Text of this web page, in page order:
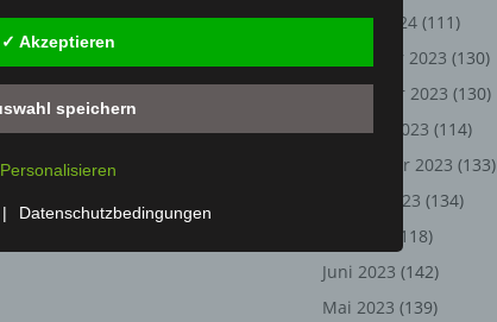
Januar 2024 (111)
Dezember 2023 (130)
November 2023 (130)
Oktober 2023 (114)
September 2023 (133)
August 2023 (134)
(118)
Juni 2023 (142)
Mai 2023 (139)
den Abgleich oder die Verknüpfung,
oder die Vernichtung.
Verarbeitung
ist die Markierung gespeicherter
Verarbeitung personenbezogener
personenbezogenen Daten verwendet
Aspekte, die sich auf eine natürliche Person
✓ Akzeptieren
speichern
Personalisieren
| Datenschutzbedingungen